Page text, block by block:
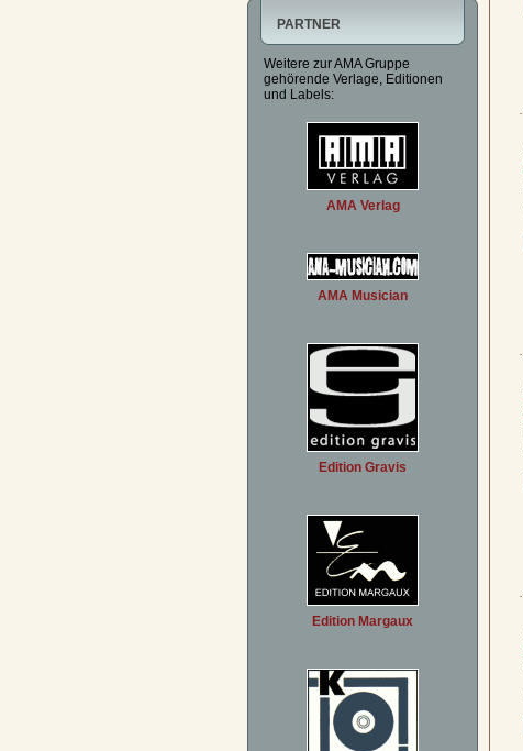
PARTNER
Weitere zur AMA Gruppe
gehörende Verlage, Editionen
und Labels:
AMA Verlag
AMA Musician
Edition Gravis
Edition Margaux